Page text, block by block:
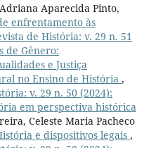
Aparecida Pinto,
enfrentamento às
de História: v. 29 n. 51
de Gênero:
e Justiça
no Ensino de História ,
v. 29 n. 50 (2024):
em perspectiva histórica
Celeste Maria Pacheco
e dispositivos legais ,